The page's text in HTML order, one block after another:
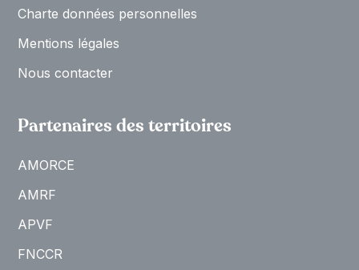
Charte données personnelles
Mentions légales
Nous contacter
Partenaires des territoires
AMORCE
AMRF
APVF
FNCCR